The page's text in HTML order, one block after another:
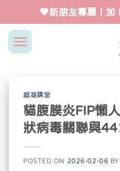
content
💖新朋友專屬！
超凝講堂
貓腹膜炎FIP懶
狀病毒關聯與
POSTED ON 2026-02-06